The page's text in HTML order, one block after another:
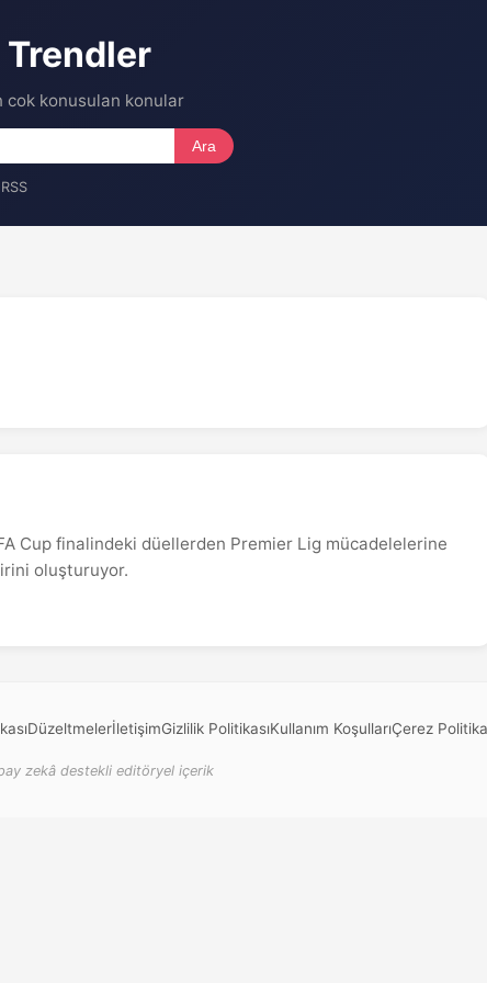
cok konusulan konular
Ara
RSS
Cup finalindeki düellerden Premier Lig mücadelelerine
oluşturuyor.
DüzeltmelerİletişimGizlilik PolitikasıKullanım KoşullarıÇerez
zekâ destekli editöryel içerik